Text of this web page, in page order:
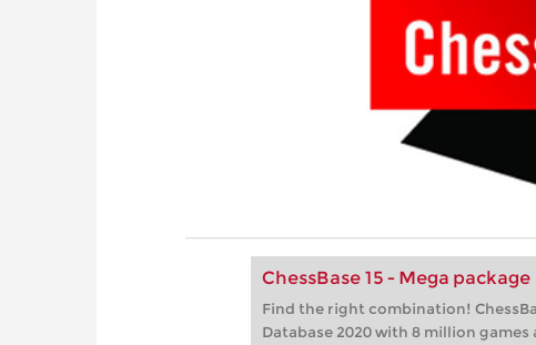
ChessBase 15 - Mega package
Find the right combination!
Database 2020 with 8 million